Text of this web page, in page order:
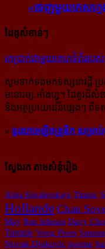
«ចេញ​មួយ​កេស​ហ្
ដៃគូសំខាន់ៗ
រក​​ប្រាក់​​ជា​​មួយ​​គេហទំព័រ​​របស់​​
សូម​ទាក់ទង​មក​ទស្សនាវដ្ដី ប្រ
មនោរម្យ.អាំងហ្វូ។ ដៃ​គូរ​ដ៏​
និង​អត្ថ​ប្រយោជន៍​ផ្សេងៗ ពីទស្
» ទូរសាអេឡិចត្រូនិក សម្រា
ស្វែងរក តាមសំនុំរឿង
Alina Kovalevskaya Titanic
HollandeChan
May Ron Johnson Davy
Turquie Vong Pisen
Novak Djokovic poeme